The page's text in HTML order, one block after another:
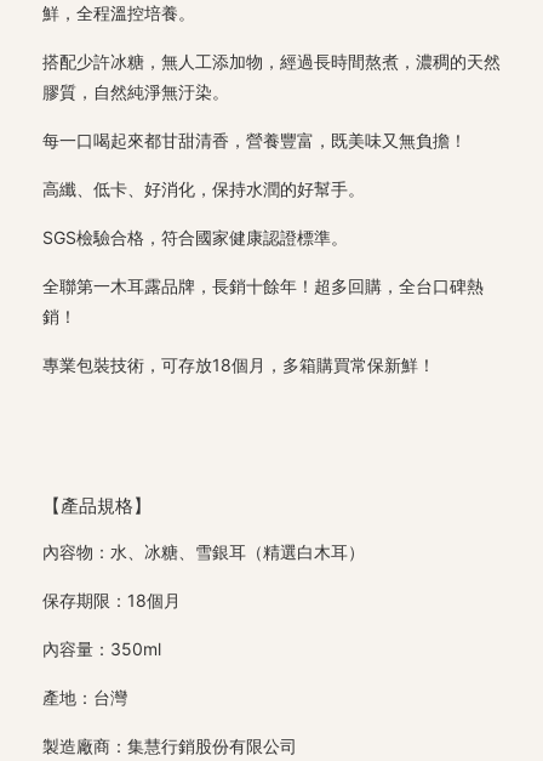
鮮，全程溫控培養。
搭配少許冰糖，無人工添加物，經過長時間熬煮，濃稠的天然
膠質，自然純淨無汙染。
每一口喝起來都甘甜清香，營養豐富，既美味又無負擔！
高纖、低卡、好消化，保持水潤的好幫手。
SGS檢驗合格，符合國家健康認證標準。
全聯第一木耳露品牌，長銷十餘年！超多回購，全台口碑熱
銷！
專業包裝技術，可存放18個月，多箱購買常保新鮮！
【產品規格】
內容物：水、冰糖、雪銀耳（精選白木耳）
保存期限：18個月
內容量：350ml
產地：台灣
製造廠商：集慧行銷股份有限公司